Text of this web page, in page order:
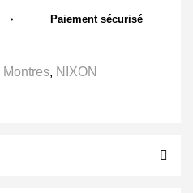
Paiement sécurisé
Montres, NIXON